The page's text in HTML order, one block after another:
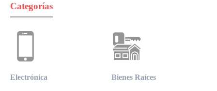
Categorías
Electrónica Bienes Raíces